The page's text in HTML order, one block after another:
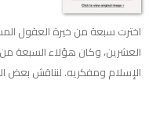
اخترت سبعة من خيرة العقول
العشرين، وكان هؤلاء السبعة
الإسلام ومفكريه. لنناقش بعض